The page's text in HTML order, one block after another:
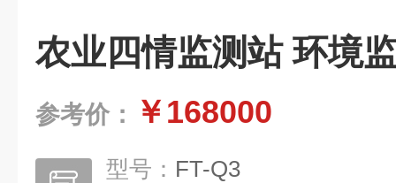
农业四情监测站 环境
参考价： ￥168000
型号： FT-Q3